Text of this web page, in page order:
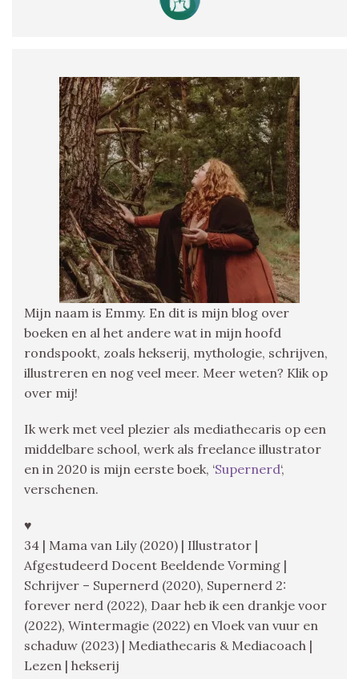
Mijn naam is Emmy. En dit is mijn blog over
boeken en al het andere wat in mijn hoofd
rondspookt, zoals hekserij, mythologie, schrijven,
illustreren en nog veel meer. Meer weten? Klik op
over mij!
Ik werk met veel plezier als mediathecaris op een
middelbare school, werk als freelance illustrator
en in 2020 is mijn eerste boek, ‘Supernerd‘,
verschenen.
♥
34 | Mama van Lily (2020) | Illustrator |
Afgestudeerd Docent Beeldende Vorming |
Schrijver – Supernerd (2020), Supernerd 2:
forever nerd (2022), Daar heb ik een drankje voor
(2022), Wintermagie (2022) en Vloek van vuur en
schaduw (2023) | Mediathecaris & Mediacoach |
Lezen | hekserij